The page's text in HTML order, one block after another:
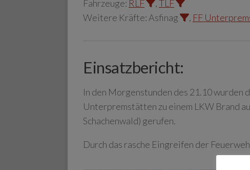
Fahrzeuge: RLF ,TLF
Weitere Kräfte: Asfinag , FF
Einsatzbericht:
In den Morgenstunden des 21.10 wurden
Unterpremstätten zu einem LKW Brand
Schachenwald) gerufen.
Durch das rasche Eingreifen der